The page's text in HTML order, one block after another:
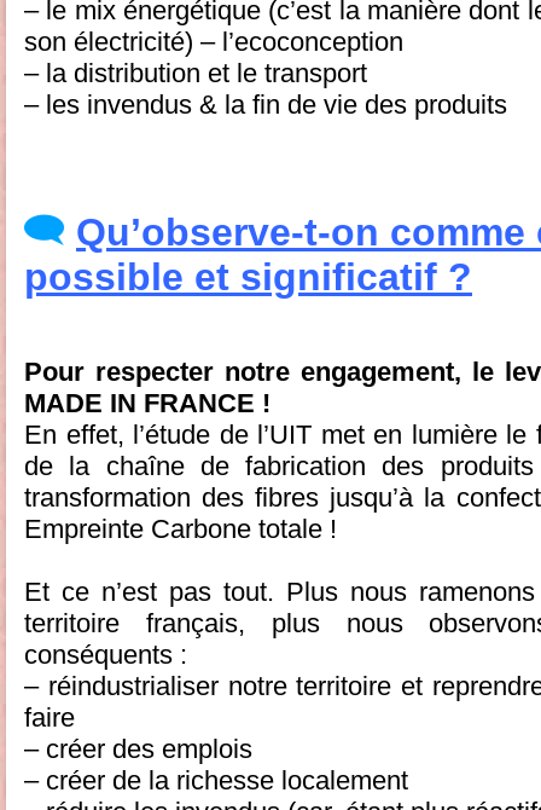
– le mix énergétique (c’est la manière dont
son électricité) – l’ecoconception
– la distribution et le transport
– les invendus & la fin de vie des produits
Qu’observe-t-on
possible et significatif ?
Pour respecter notre engagement, le
MADE IN FRANCE !
En effet, l’étude de l’UIT met en lumière le
de la chaîne de fabrication des
transformation des fibres jusqu’à la
Empreinte Carbone totale !
Et ce n’est pas tout. Plus nous
territoire français, plus nous
conséquents :
– réindustrialiser notre territoire et
faire
– créer des emplois
– créer de la richesse localement